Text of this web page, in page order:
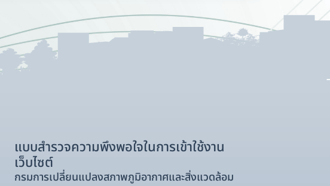
แบบสำรวจความพึงพอใจในการเข้าใช้งาน
เว็บไซต์
กรมการเปลี่ยนแปลงสภาพภูมิอากาศและสิ่งแวดล้อม